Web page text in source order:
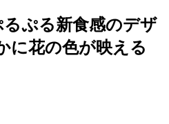
るぷる新食感のデザ
花の色が映える